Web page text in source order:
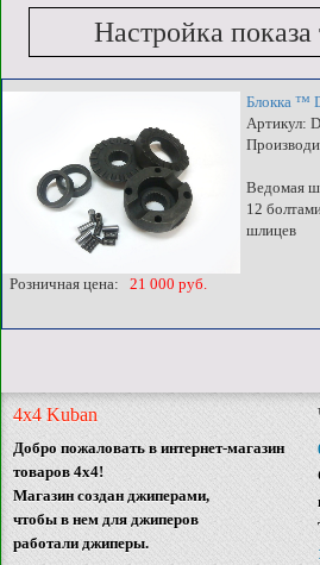
Настройка показа
Блокка ™
Артикул:
Ведомая
12
шлицев
Розничная цена: 21 000 руб.
4x4 Kuban
Добро пожаловать в интернет-магазин
товаров 4x4!
Магазин создан джиперами,
чтобы в нем для джиперов
работали джиперы.